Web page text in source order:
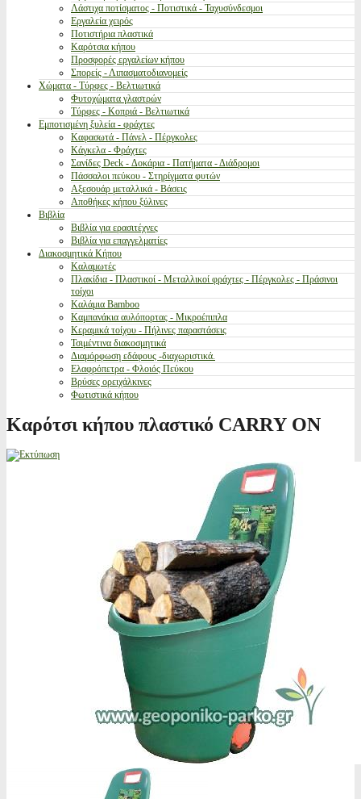
Λάστιχα ποτίσματος - Ποτιστικά - Ταχυσύνδεσμοι
Εργαλεία χειρός
Ποτιστήρια πλαστικά
Καρότσια κήπου
Προσφορές εργαλείων κήπου
Σπορείς - Λιπασματοδιανομείς
Χώματα - Τύρφες - Βελτιωτικά
Φυτοχώματα γλαστρών
Τύρφες - Κοπριά - Βελτιωτικά
Εμποτισμένη ξυλεία - φράχτες
Καφασωτά - Πάνελ - Πέργκολες
Κάγκελα - Φράχτες
Σανίδες Deck - Δοκάρια - Πατήματα - Διάδρομοι
Πάσσαλοι πεύκου - Στηρίγματα φυτών
Αξεσουάρ μεταλλικά - Βάσεις
Αποθήκες κήπου ξύλινες
Βιβλία
Βιβλία για ερασιτέχνες
Βιβλία για επαγγελματίες
Διακοσμητικά Κήπου
Καλαμωτές
Πλακίδια - Πλαστικοί - Μεταλλικοί φράχτες - Πέργκολες - Πράσινοι
τοίχοι
Καλάμια Bamboo
Καμπανάκια αυλόπορτας - Μικροέπιπλα
Κεραμικά τοίχου - Πήλινες παραστάσεις
Τσιμέντινα διακοσμητικά
Διαμόρφωση εδάφους -διαχωριστικά.
Ελαφρόπετρα - Φλοιός Πεύκου
Βρύσες ορειχάλκινες
Φωτιστικά κήπου
Καρότσι κήπου πλαστικό CΑRRΥ ΟΝ